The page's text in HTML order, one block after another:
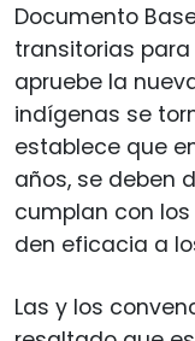
Documento
transitorias
apruebe la
indígenas se
establece que
años, se deben
cumplan con
den eficacia a
Las y los